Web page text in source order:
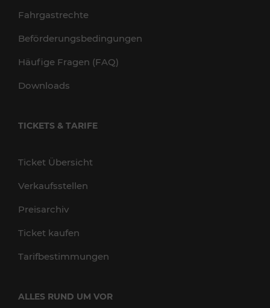
Fahrgastrechte
Beförderungsbedingungen
Häufige Fragen (FAQ)
Downloads
TICKETS & TARIFE
Ticket Übersicht
Verkaufsstellen
Preisarchiv
Ticket kaufen
Tarifbestimmungen
ALLES RUND UM VOR